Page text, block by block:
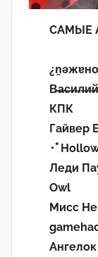
САМЫЕ
В̶а̶с̶и̶л̶и̶й̶
КПК
Гайвер
･ﾟ
Леди
Owl
Мисс
Ангелок